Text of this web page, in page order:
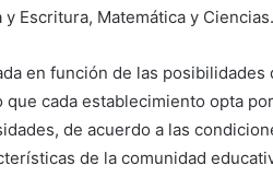
Escritura, Matemática y Ciencias.
en función de las posibilidades
cada establecimiento opta
de acuerdo a las
de la comunidad